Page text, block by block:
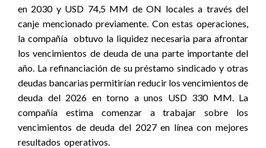
en 2030 y USD 74,5 MM de ON locales a través del
canje mencionado previamente. Con estas operaciones,
la compañía obtuvo la liquidez necesaria para afrontar
los vencimientos de deuda de una parte importante del
año. La refinanciación de su préstamo sindicado y otras
deudas bancarias permitirían reducir los vencimientos de
deuda del 2026 en torno a unos USD 330 MM. La
compañía estima comenzar a trabajar sobre los
vencimientos de deuda del 2027 en línea con mejores
resultados operativos.